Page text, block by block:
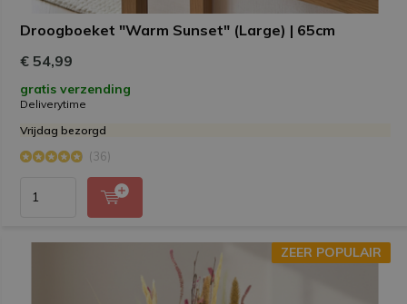
Droogboeket "Warm Sunset" (Large) | 65cm
€ 54,99
gratis verzending
Deliverytime
Vrijdag bezorgd
(36)
ZEER POPULAIR